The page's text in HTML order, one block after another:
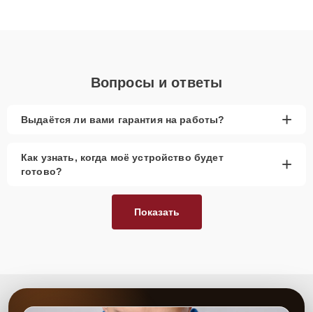
Вопросы и ответы
Выдаётся ли вами гарантия на работы? +
Как узнать, когда моё устройство будет
готово?
+
Показать